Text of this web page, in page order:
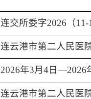
连交所委字2026（
连云港市第二人民医
2026年3月4日—2026
连云港市第二人民医